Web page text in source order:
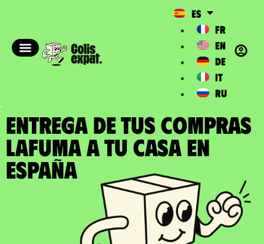
ES
FR
EN
DE
IT
RU
ENTREGA DE TUS COMPRAS
LAFUMA a tu casa en
España